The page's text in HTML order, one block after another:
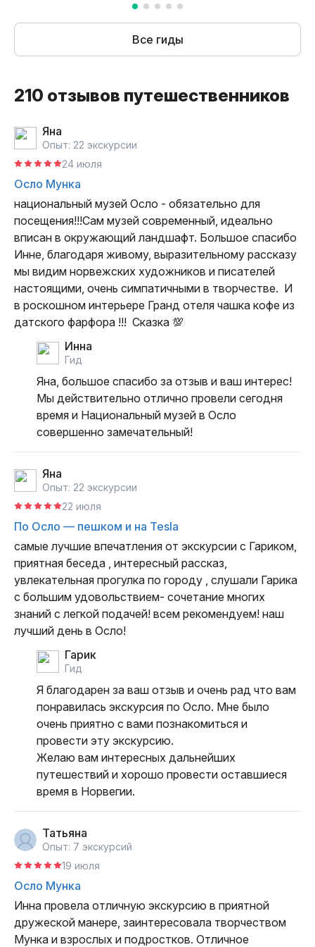
инвестиция в себя, поэтому отправляюсь в трип при
любой возможности.
Поездки со мной — это не сухие данные
и исторические сведения, это интересные
отличными историями и крутыми локациями.
Все гиды
210 отзывов путешественников
Яна
Опыт: 22 экскурсии
24 июля
Осло Мунка
национальный музей Осло - обязательно для
посещения!!!Сам музей современный, идеально
вписан в окружающий ландшафт. Большое спасибо
Инне, благодаря живому, выразительному рассказу
мы видим норвежских художников и писателей
настоящими, очень симпатичными в творчестве.  И
в роскошном интерьере Гранд отеля чашка кофе из
датского фарфора !!!  Сказка 💯
Инна
гид
Яна, большое спасибо за отзыв и ваш интерес!
Мы действительно отлично провели сегодня
время и Национальный музей в Осло
совершенно замечательный!
Яна
Опыт: 22 экскурсии
22 июля
По Осло — пешком и на Tesla
самые лучшие впечатления от экскурсии с Гариком,
приятная беседа , интересный рассказ,
увлекательная прогулка по городу , слушали Гарика
с большим удовольствием- сочетание многих
знаний с легкой подачей! всем рекомендуем! наш
лучший день в Осло!
Гарик
гид
Я благодарен за ваш отзыв и очень рад что вам
понравилась экскурсия по Осло. Мне было
очень приятно с вами познакомиться и
провести эту экскурсию.
Желаю вам интересных дальнейших
путешествий и хорошо провести оставшиеся
время в Норвегии.
Татьяна
Опыт: 7 экскурсий
19 июля
Осло Мунка
Инна провела отличную экскурсию в приятной
дружеской манере, заинтересовала творчеством
Мунка и взрослых и подростков. Отличное